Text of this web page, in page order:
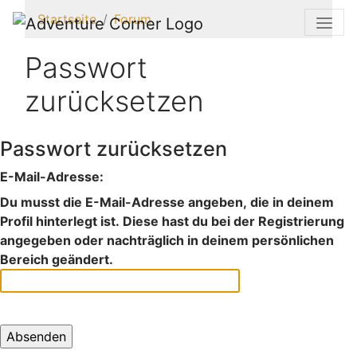
Startseite Forum
Passwort
zurücksetzen
Passwort zurücksetzen
E-Mail-Adresse:
Du musst die E-Mail-Adresse angeben, die in deinem
Profil hinterlegt ist. Diese hast du bei der Registrierung
angegeben oder nachträglich in deinem persönlichen
Bereich geändert.